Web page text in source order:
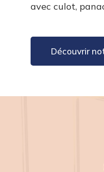
avec culot,
Découvrir